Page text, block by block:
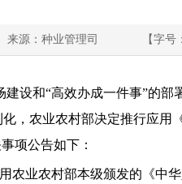
来源：种业管理司 【字号：
建设和“高效办成一件事”的部
，农业农村部决定推行应用
项公告如下：
农业农村部本级颁发的《中